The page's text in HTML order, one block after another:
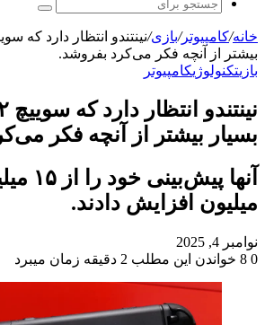
پوسته
جستجو
برای
خانه/کامپیوتر/بازی/
بیشتر از آنچه فکر می‌کرد بفروشد.
بازیتکنولوژیکامپیوتر
بسیار بیشتر از آنچه فکر
میلیون افزایش دادند.
نوامبر 4, 2025
0
خواندن این مطلب 2 دقیقه زمان میبرد